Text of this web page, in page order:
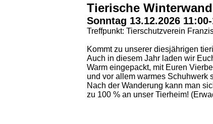
Tierische
Sonntag 13.12.2026
Treffpunkt: Tierschutzverein
Kommt zu unserer diesjährigen
Auch in diesem Jahr laden wir
Warm eingepackt, mit Euren
und vor allem warmes Schuhwerk
Nach der Wanderung kann man
zu 100 % an unser Tierheim!